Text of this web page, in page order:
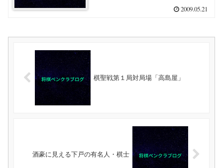
2009.05.21
棋聖戦第１局対局場「高島屋」
酒豪に見える下戸の有名人・棋士